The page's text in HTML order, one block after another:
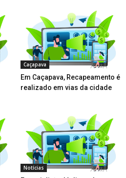
Caçapava
Em Caçapava, Recapeamento é
realizado em vias da cidade
Notícias